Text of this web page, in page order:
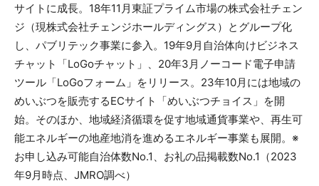
サイトに成長。18年11月東証プライム市場の株式会社チェン
ジ（現株式会社チェンジホールディングス）とグループ化
し、パブリテック事業に参入。19年9月自治体向けビジネス
チャット「LoGoチャット」、20年3月ノーコード電子申請
ツール「LoGoフォーム」をリリース。23年10月には地域の
めいぶつを販売するECサイト「めいぶつチョイス」を開
始。そのほか、地域経済循環を促す地域通貨事業や、再生可
能エネルギーの地産地消を進めるエネルギー事業も展開。※
お申し込み可能自治体数No.1、お礼の品掲載数No.1（2023
年9月時点、JMRO調べ）